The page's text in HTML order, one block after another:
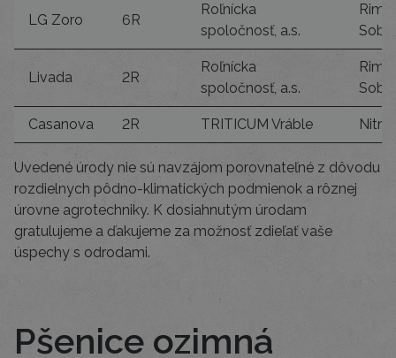
LG Zoro 6R
Roľnícka
spoločnosť, a.s.
Rim.
Livada 2R
Roľnícka
spoločnosť, a.s.
Rim.
Casanova 2R TRITICUM Vráble Nitra
Uvedené úrody nie sú navzájom porovnateľné z dôvodu
rozdielnych pôdno-klimatických podmienok a rôznej
úrovne agrotechniky. K dosiahnutým úrodam
gratulujeme a ďakujeme za možnosť zdieľať vaše
úspechy s odrodami.
Pšenice ozimná